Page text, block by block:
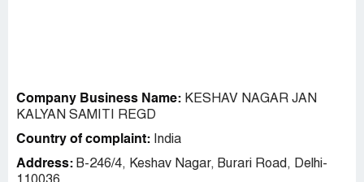
Company Business Name: KESHAV NAGAR JAN
KALYAN SAMITI REGD
Country of complaint: India
Address: B-246/4, Keshav Nagar, Burari Road, Delhi-